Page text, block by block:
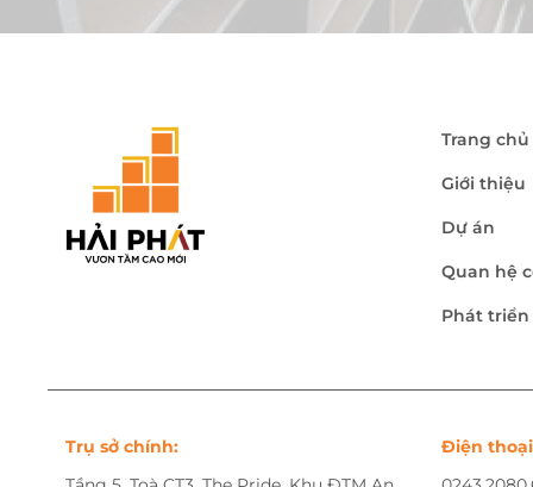
Trang chủ
Giới thiệu
Dự án
Quan hệ
Phát
Trụ sở chính:
Điện